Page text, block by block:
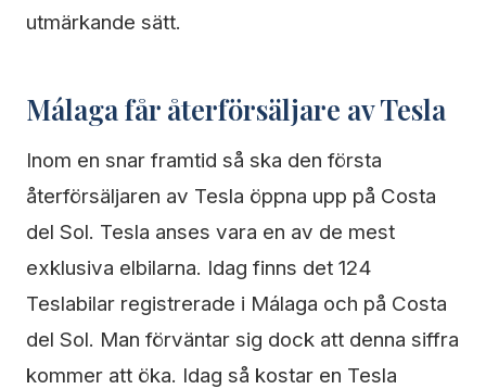
utmärkande sätt.
Málaga får återförsäljare av Tesla
Inom en snar framtid så ska den första
återförsäljaren av Tesla öppna upp på Costa
del Sol. Tesla anses vara en av de mest
exklusiva elbilarna. Idag finns det 124
Teslabilar registrerade i Málaga och på Costa
del Sol. Man förväntar sig dock att denna siffra
kommer att öka. Idag så kostar en Tesla